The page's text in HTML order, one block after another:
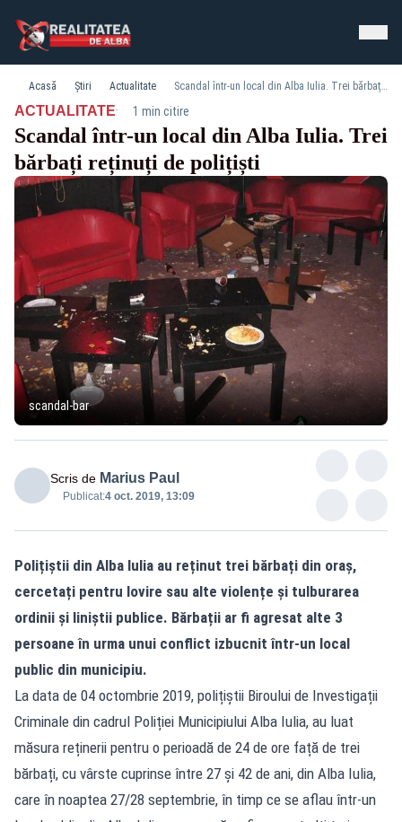
Acasă Știri Actualitate Scandal într-un local din Alba Iulia. Trei bărbați reținuți de polițiști
ACTUALITATE· 1 min citire
Scandal într-un local din Alba Iulia. Trei
bărbați reținuți de polițiști
scandal-bar
Scris de Marius Paul
Publicat:4 oct. 2019, 13:09
Polițiștii din Alba Iulia au reținut trei bărbați din oraș,
cercetați pentru lovire sau alte violențe și tulburarea
ordinii și liniștii publice. Bărbații ar fi agresat alte 3
persoane în urma unui conflict izbucnit într-un local
public din municipiu.
La data de 04 octombrie 2019, polițiștii Biroului de Investigații
Criminale din cadrul Poliției Municipiului Alba Iulia, au luat
măsura reținerii pentru o perioadă de 24 de ore față de trei
bărbați, cu vârste cuprinse între 27 și 42 de ani, din Alba Iulia,
care în noaptea 27/28 septembrie, în timp ce se aflau într-un